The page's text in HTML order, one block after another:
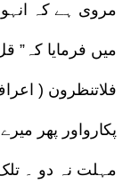
مروی ہے کہ
میں فرمایا کہ”
پکارواور پھر
مہلت نہ دو ۔